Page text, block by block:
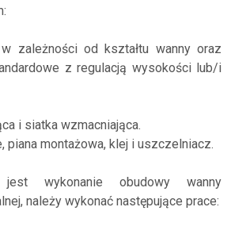
zależności od kształtu wanny oraz
z regulacją wysokości lub/i
i siatka wzmacniająca.
piana montażowa, klej i uszczelniacz.
wykonanie obudowy wanny
należy wykonać następujące prace: